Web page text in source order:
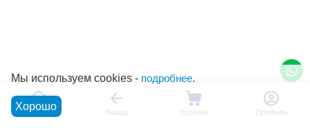
Главная Назад Корзина Профиль
Мы используем cookies - подробнее.
Хорошо